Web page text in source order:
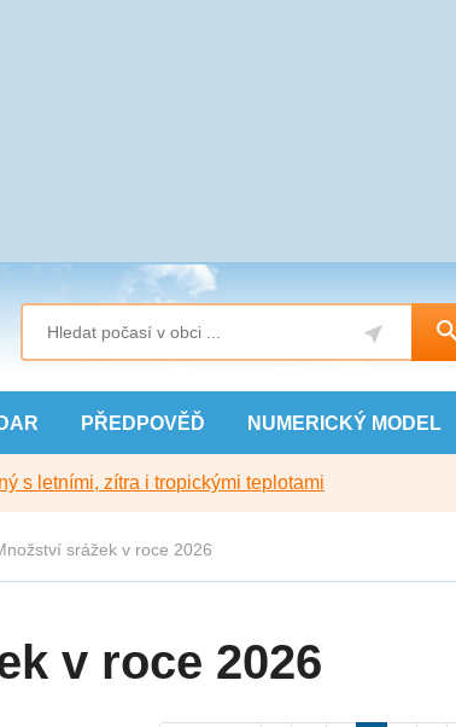
PŘEDPOVĚĎ NUMERICKÝ MODEL
s letními, zítra i tropickými teplotami
srážek v roce 2026
v roce 2026